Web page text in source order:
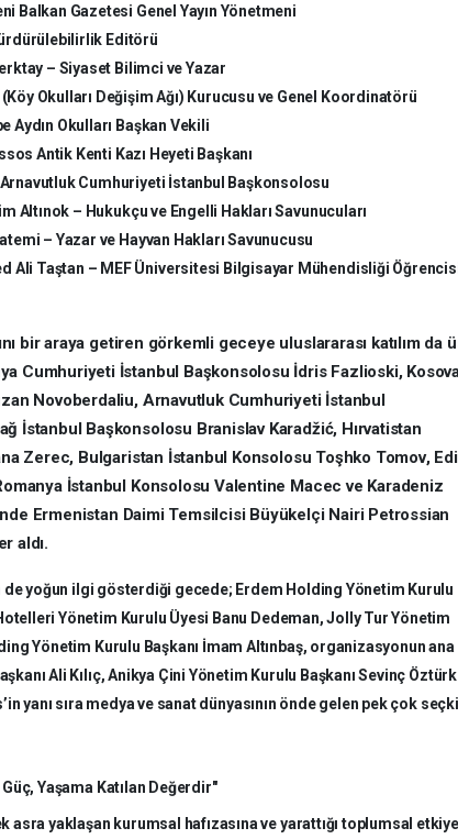
Balkan Gazetesi Genel Yayın Yönetmeni
Editörü
– Siyaset Bilimci ve Yazar
Okulları Değişim Ağı) Kurucusu ve Genel Koordinatörü
Aydın Okulları Başkan Vekili
Antik Kenti Kazı Heyeti Başkanı
Cumhuriyeti İstanbul Başkonsolosu
Altınok – Hukukçu ve Engelli Hakları Savunucuları
– Yazar ve Hayvan Hakları Savunucusu
Ali Taştan – MEF Üniversitesi Bilgisayar Mühendisliği
bir araya getiren görkemli geceye uluslararası katılım da
Cumhuriyeti İstanbul Başkonsolosu İdris Fazlioski,
Novoberdaliu, Arnavutluk Cumhuriyeti İstanbul
İstanbul Başkonsolosu Branislav Karadžić, Hırvatistan
Zerec, Bulgaristan İstanbul Konsolosu Toşhko Tomov,
İstanbul Konsolosu Valentine Macecve Karadeniz
Ermenistan Daimi Temsilcisi Büyükelçi Nairi Petrossian
aldı.
de yoğun ilgi gösterdiği gecede; Erdem Holding Yönetim Kurulu
Yönetim Kurulu Üyesi Banu Dedeman, Jolly Tur Yönetim
Yönetim Kurulu Başkanı İmam Altınbaş, organizasyonun ana
Ali Kılıç, Anikya Çini Yönetim Kurulu BaşkanıSevinç Öztürk
’in yanı sıra medya ve sanat dünyasının önde gelen pek çok
Güç, Yaşama Katılan Değerdir"
asra yaklaşan kurumsal hafızasına ve yarattığı toplumsal etkiye